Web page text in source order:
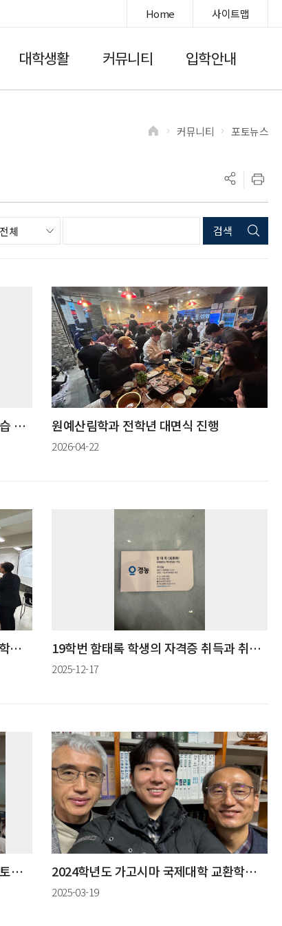
Home 사이트맵
대학생활 커뮤니티 입학안내
커뮤니티 포토뉴스
신축 스마트팜 온실 완공 및 2학기 실습 안내 원예산림학과 전학년 대면식 진행
2026-04-22
2026학년도 원예산림학과 신입생 입학식 및 오리엔테이션 진행 19학번 함태록 학생의 자격증 취득과 취업을 축하합니다!
2025-12-17
2025학년도 1학기 학과 선배 직무 멘토링 특강 2024학년도 가고시마 국제대학 교환학생 프로그램
2025-03-19